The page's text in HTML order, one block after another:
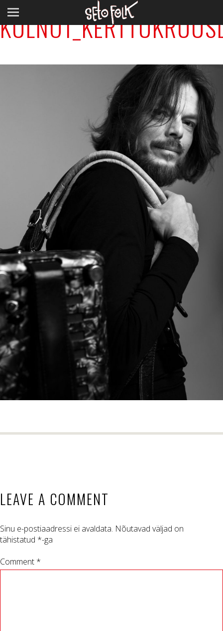
LEAVE A COMMENT
Sinu e-postiaadressi ei avaldata. Nõutavad väljad on
tähistatud *-ga
Comment *